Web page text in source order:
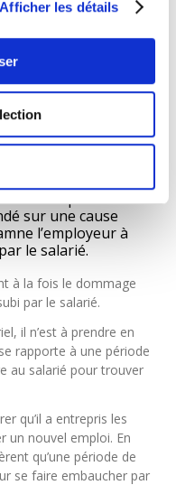
Afficher les détails
formelle du
il condamne
une indemnité
à un mois de
lorsque le tribunal
au fond.
que le
sur une cause
l’employeur à
le salarié.
à la fois le dommage
par le salarié.
il n’est à prendre en
rapporte à une période
au salarié pour trouver
qu’il a entrepris les
un nouvel emploi. En
qu’une période de
se faire embaucher par